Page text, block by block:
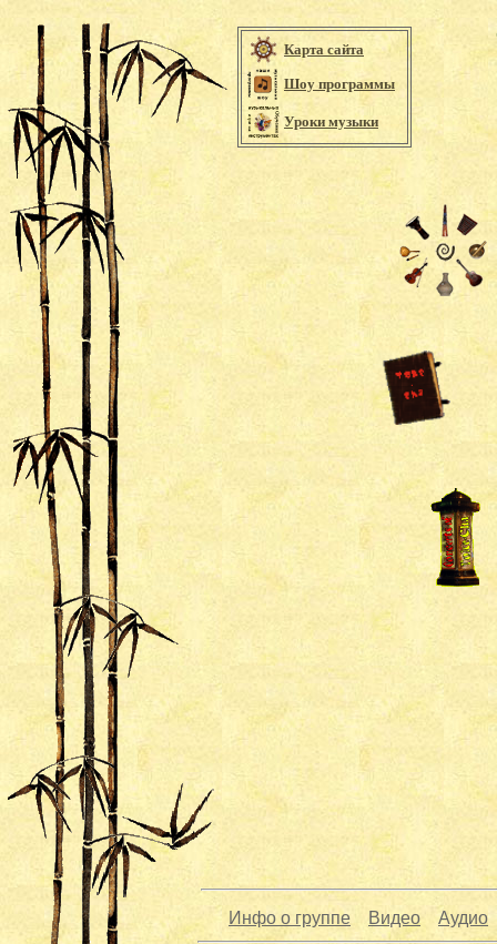
Карта сайта
Шоу программы
Уроки музыки
Инфо о группе Видео Аудио